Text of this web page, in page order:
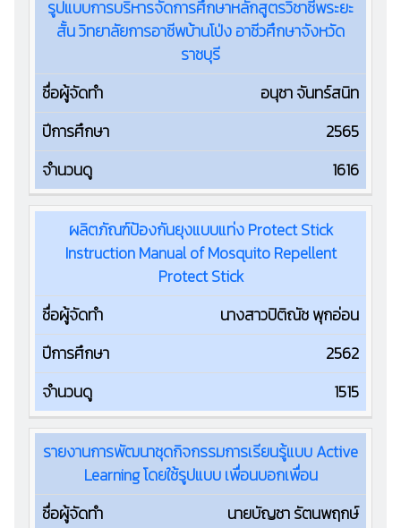
รูปแบบการบริหารจัดการศึกษาหลักสูตรวิชาชีพระยะ
สั้น วิทยาลัยการอาชีพบ้านโป่ง อาชีวศึกษาจังหวัด
ราชบุรี
อนุชา จันทร์สนิท
2565
1616
ผลิตภัณฑ์ป้องกันยุงแบบแท่ง Protect Stick
Instruction Manual of Mosquito Repellent
Protect Stick
นางสาวปิติณัช พุกอ่อน
2562
1515
รายงานการพัฒนาชุดกิจกรรมการเรียนรู้แบบ Active
Learning โดยใช้รูปแบบ เพื่อนบอกเพื่อน
นายบัญชา รัตนพฤกษ์